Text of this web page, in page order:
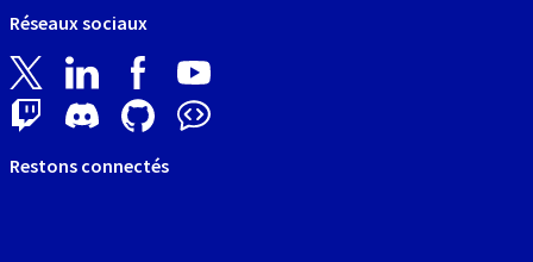
Réseaux sociaux
Restons connectés